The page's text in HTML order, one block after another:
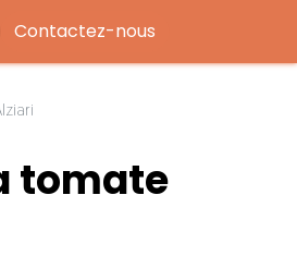
Contactez-nous
tomate